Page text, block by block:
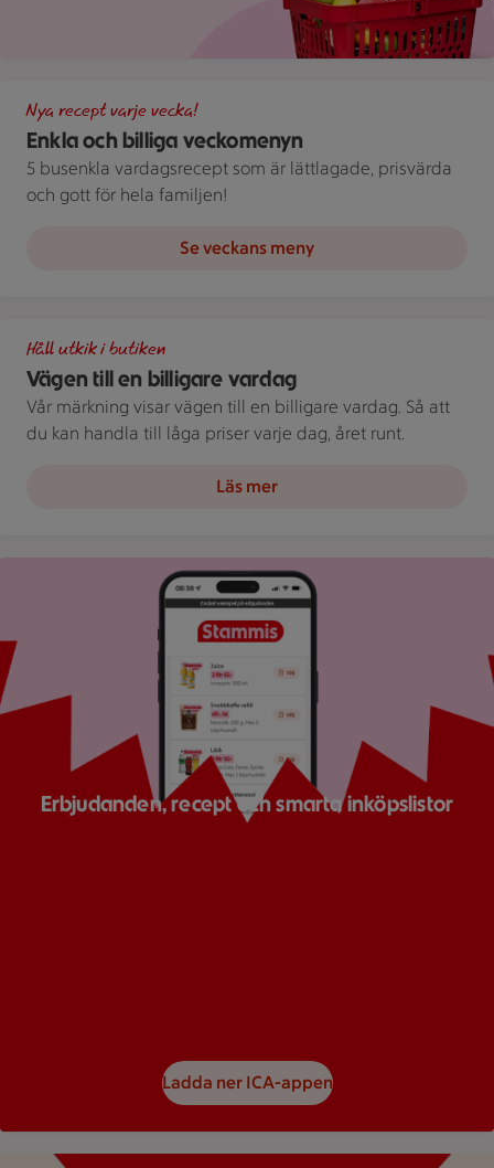
Enkla och billiga veckomenyn
Nya recept varje vecka!
5 busenkla vardagsrecept som är lättlagade, prisvärda
och gott för hela familjen!
Se veckans meny
Vägen till en billigare vardag
Håll utkik i butiken
Vår märkning visar vägen till en billigare vardag. Så att
du kan handla till låga priser varje dag, året runt.
Läs mer
Bild på mobil som visar ICA appen
Erbjudanden, recept och smarta inköpslistor
Ladda ner ICA-appen